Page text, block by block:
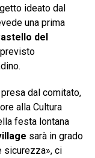
ideato dal
una prima
del
dal comitato,
alla Cultura
festa lontana
sarà in grado
sicurezza», ci